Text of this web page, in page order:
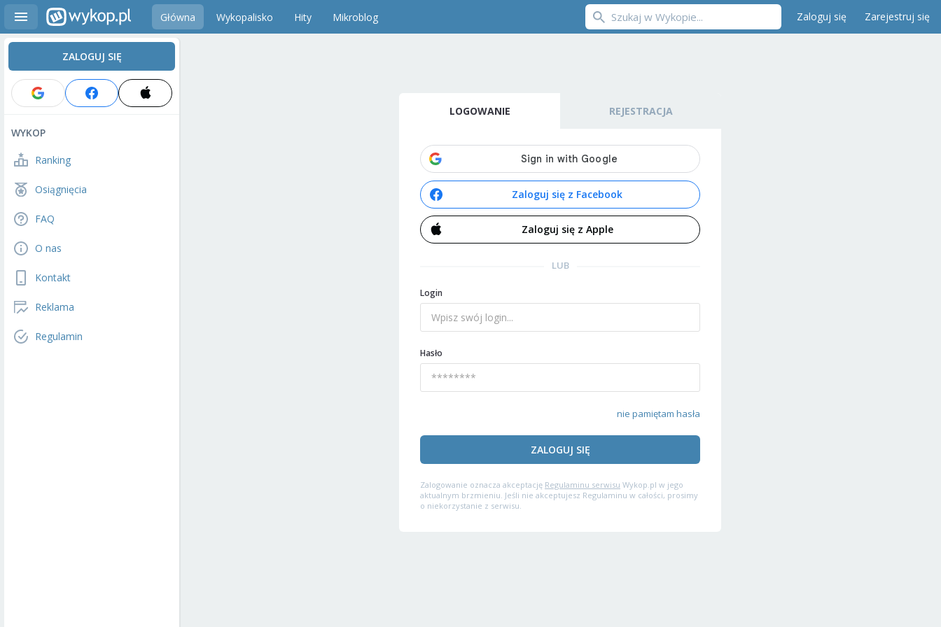
Główna Wykopalisko Hity Mikroblog Zaloguj się Zarejestruj się
ZALOGUJ SIĘ
WYKOP
Ranking
Osiągnięcia
FAQ
O nas
Kontakt
Reklama
Regulamin
LOGOWANIE REJESTRACJA
Zaloguj się z Facebook
Zaloguj się z Apple
LUB
Login
Hasło
nie pamiętam hasła
ZALOGUJ SIĘ
Zalogowanie oznacza akceptację Regulaminu serwisu Wykop.pl w jego
aktualnym brzmieniu. Jeśli nie akceptujesz Regulaminu w całości, prosimy
o niekorzystanie z serwisu.